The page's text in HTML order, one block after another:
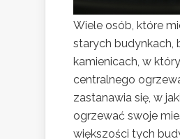
Wiele osób, które
starych budynkach,
kamienicach, w
centralnego
zastanawia się, w
ogrzewać swoje
większości tych